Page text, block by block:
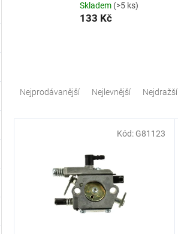
Skladem (>5 ks)
133 Kč
e
Nejprodávanější Nejlevnější Nejdražší
Kód: G81123